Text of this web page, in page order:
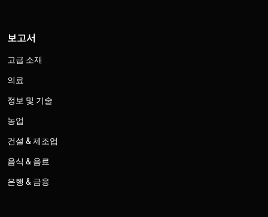
보고서
고급 소재
의료
정보 및 기술
농업
건설 & 제조업
음식 & 음료
은행 & 금융